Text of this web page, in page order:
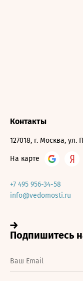
Контакты
127018, г. Москва, ул.
На карте
+7 495 956-34-58
info@vedomosti.ru